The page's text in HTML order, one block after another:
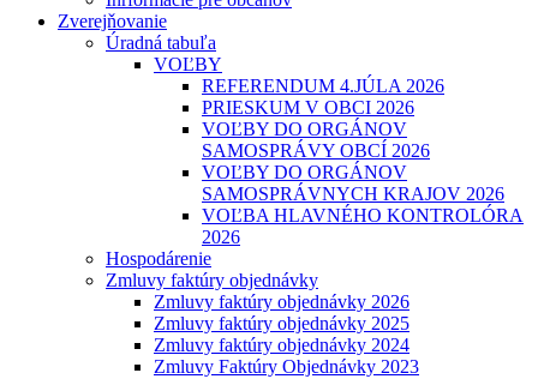
Zverejňovanie
Úradná tabuľa
VOĽBY
REFERENDUM 4.JÚLA 2026
PRIESKUM V OBCI 2026
VOĽBY DO ORGÁNOV
SAMOSPRÁVY OBCÍ 2026
VOĽBY DO ORGÁNOV
SAMOSPRÁVNYCH KRAJOV 2026
VOĽBA HLAVNÉHO KONTROLÓRA
2026
Hospodárenie
Zmluvy faktúry objednávky
Zmluvy faktúry objednávky 2026
Zmluvy faktúry objednávky 2025
Zmluvy faktúry objednávky 2024
Zmluvy Faktúry Objednávky 2023